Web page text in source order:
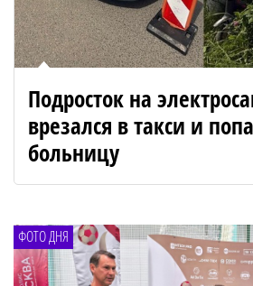
Подросток на
врезался в такси и
больницу
ФОТО ДНЯ